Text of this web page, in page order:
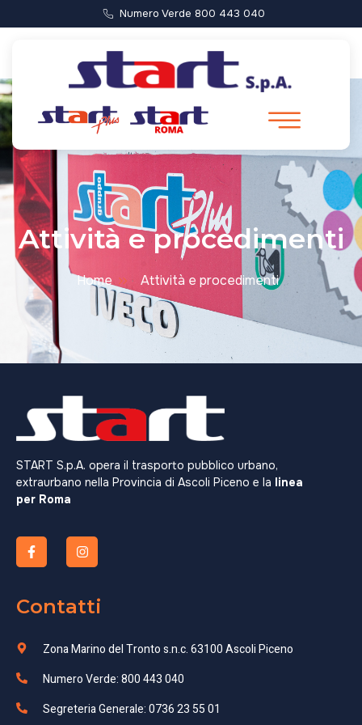
Numero Verde 800 443 040
Attività e procedimenti
Home Attività e procedimenti
START S.p.A. opera il trasporto pubblico urbano,
extraurbano nella Provincia di Ascoli Piceno e la linea
per Roma
Contatti
Zona Marino del Tronto s.n.c. 63100 Ascoli Piceno
Numero Verde: 800 443 040
Segreteria Generale: 0736 23 55 01